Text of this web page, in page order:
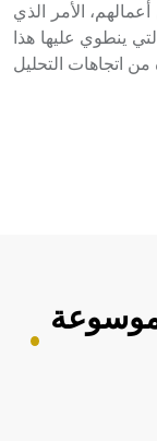
الأمر الذي
ينطوي عليها هذا
من اتجاهات التحليل